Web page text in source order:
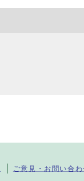
ご意見・お問い合わ